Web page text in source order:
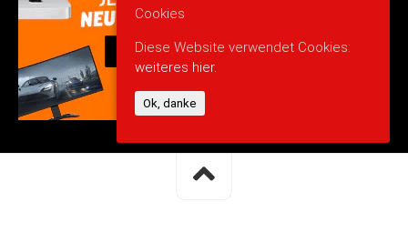
Cookies
Diese Website verwendet Cookies:
weiteres hier.
Ok, danke